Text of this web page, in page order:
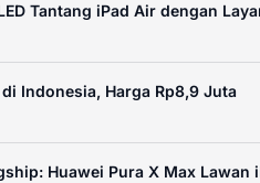
Tantang iPad Air dengan
Indonesia, Harga Rp8,9 Juta
Huawei Pura X Max Lawan